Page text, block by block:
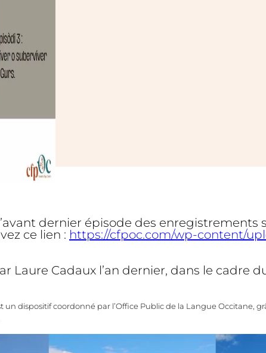
dernier épisode des
ce lien : https://cfpoc.com/wp-content/
Laure Cadaux l’an dernier, dans le cadre
un dispositif coordonné par l’Office Public de la Langue Occitane,